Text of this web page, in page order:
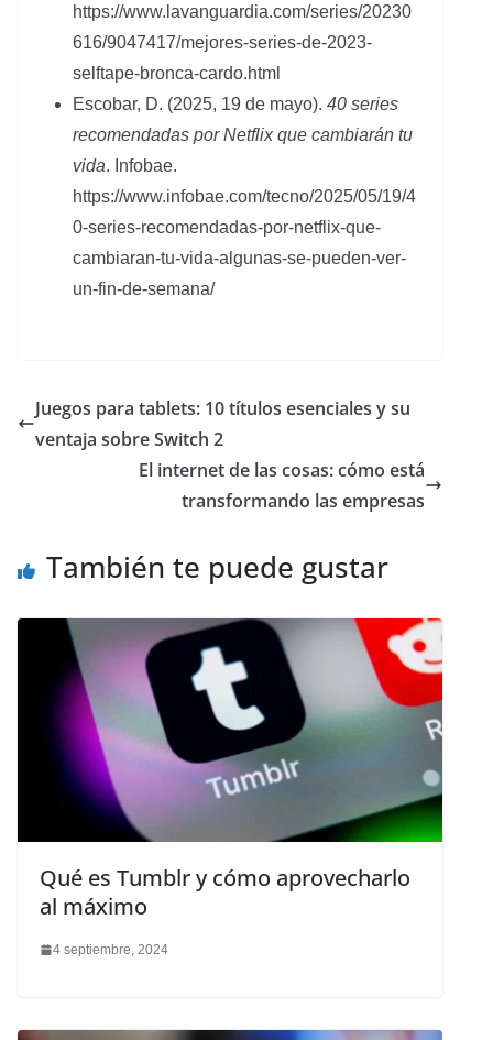
https://www.lavanguardia.com/series/20230
616/9047417/mejores-series-de-2023-
selftape-bronca-cardo.html
Escobar, D. (2025, 19 de mayo). 40 series
recomendadas por Netflix que cambiarán tu
vida. Infobae.
https://www.infobae.com/tecno/2025/05/19/4
0-series-recomendadas-por-netflix-que-
cambiaran-tu-vida-algunas-se-pueden-ver-
un-fin-de-semana/
Juegos para tablets: 10 títulos esenciales y su
ventaja sobre Switch 2
El internet de las cosas: cómo está
transformando las empresas
También te puede gustar
Qué es Tumblr y cómo aprovecharlo
al máximo
4 septiembre, 2024